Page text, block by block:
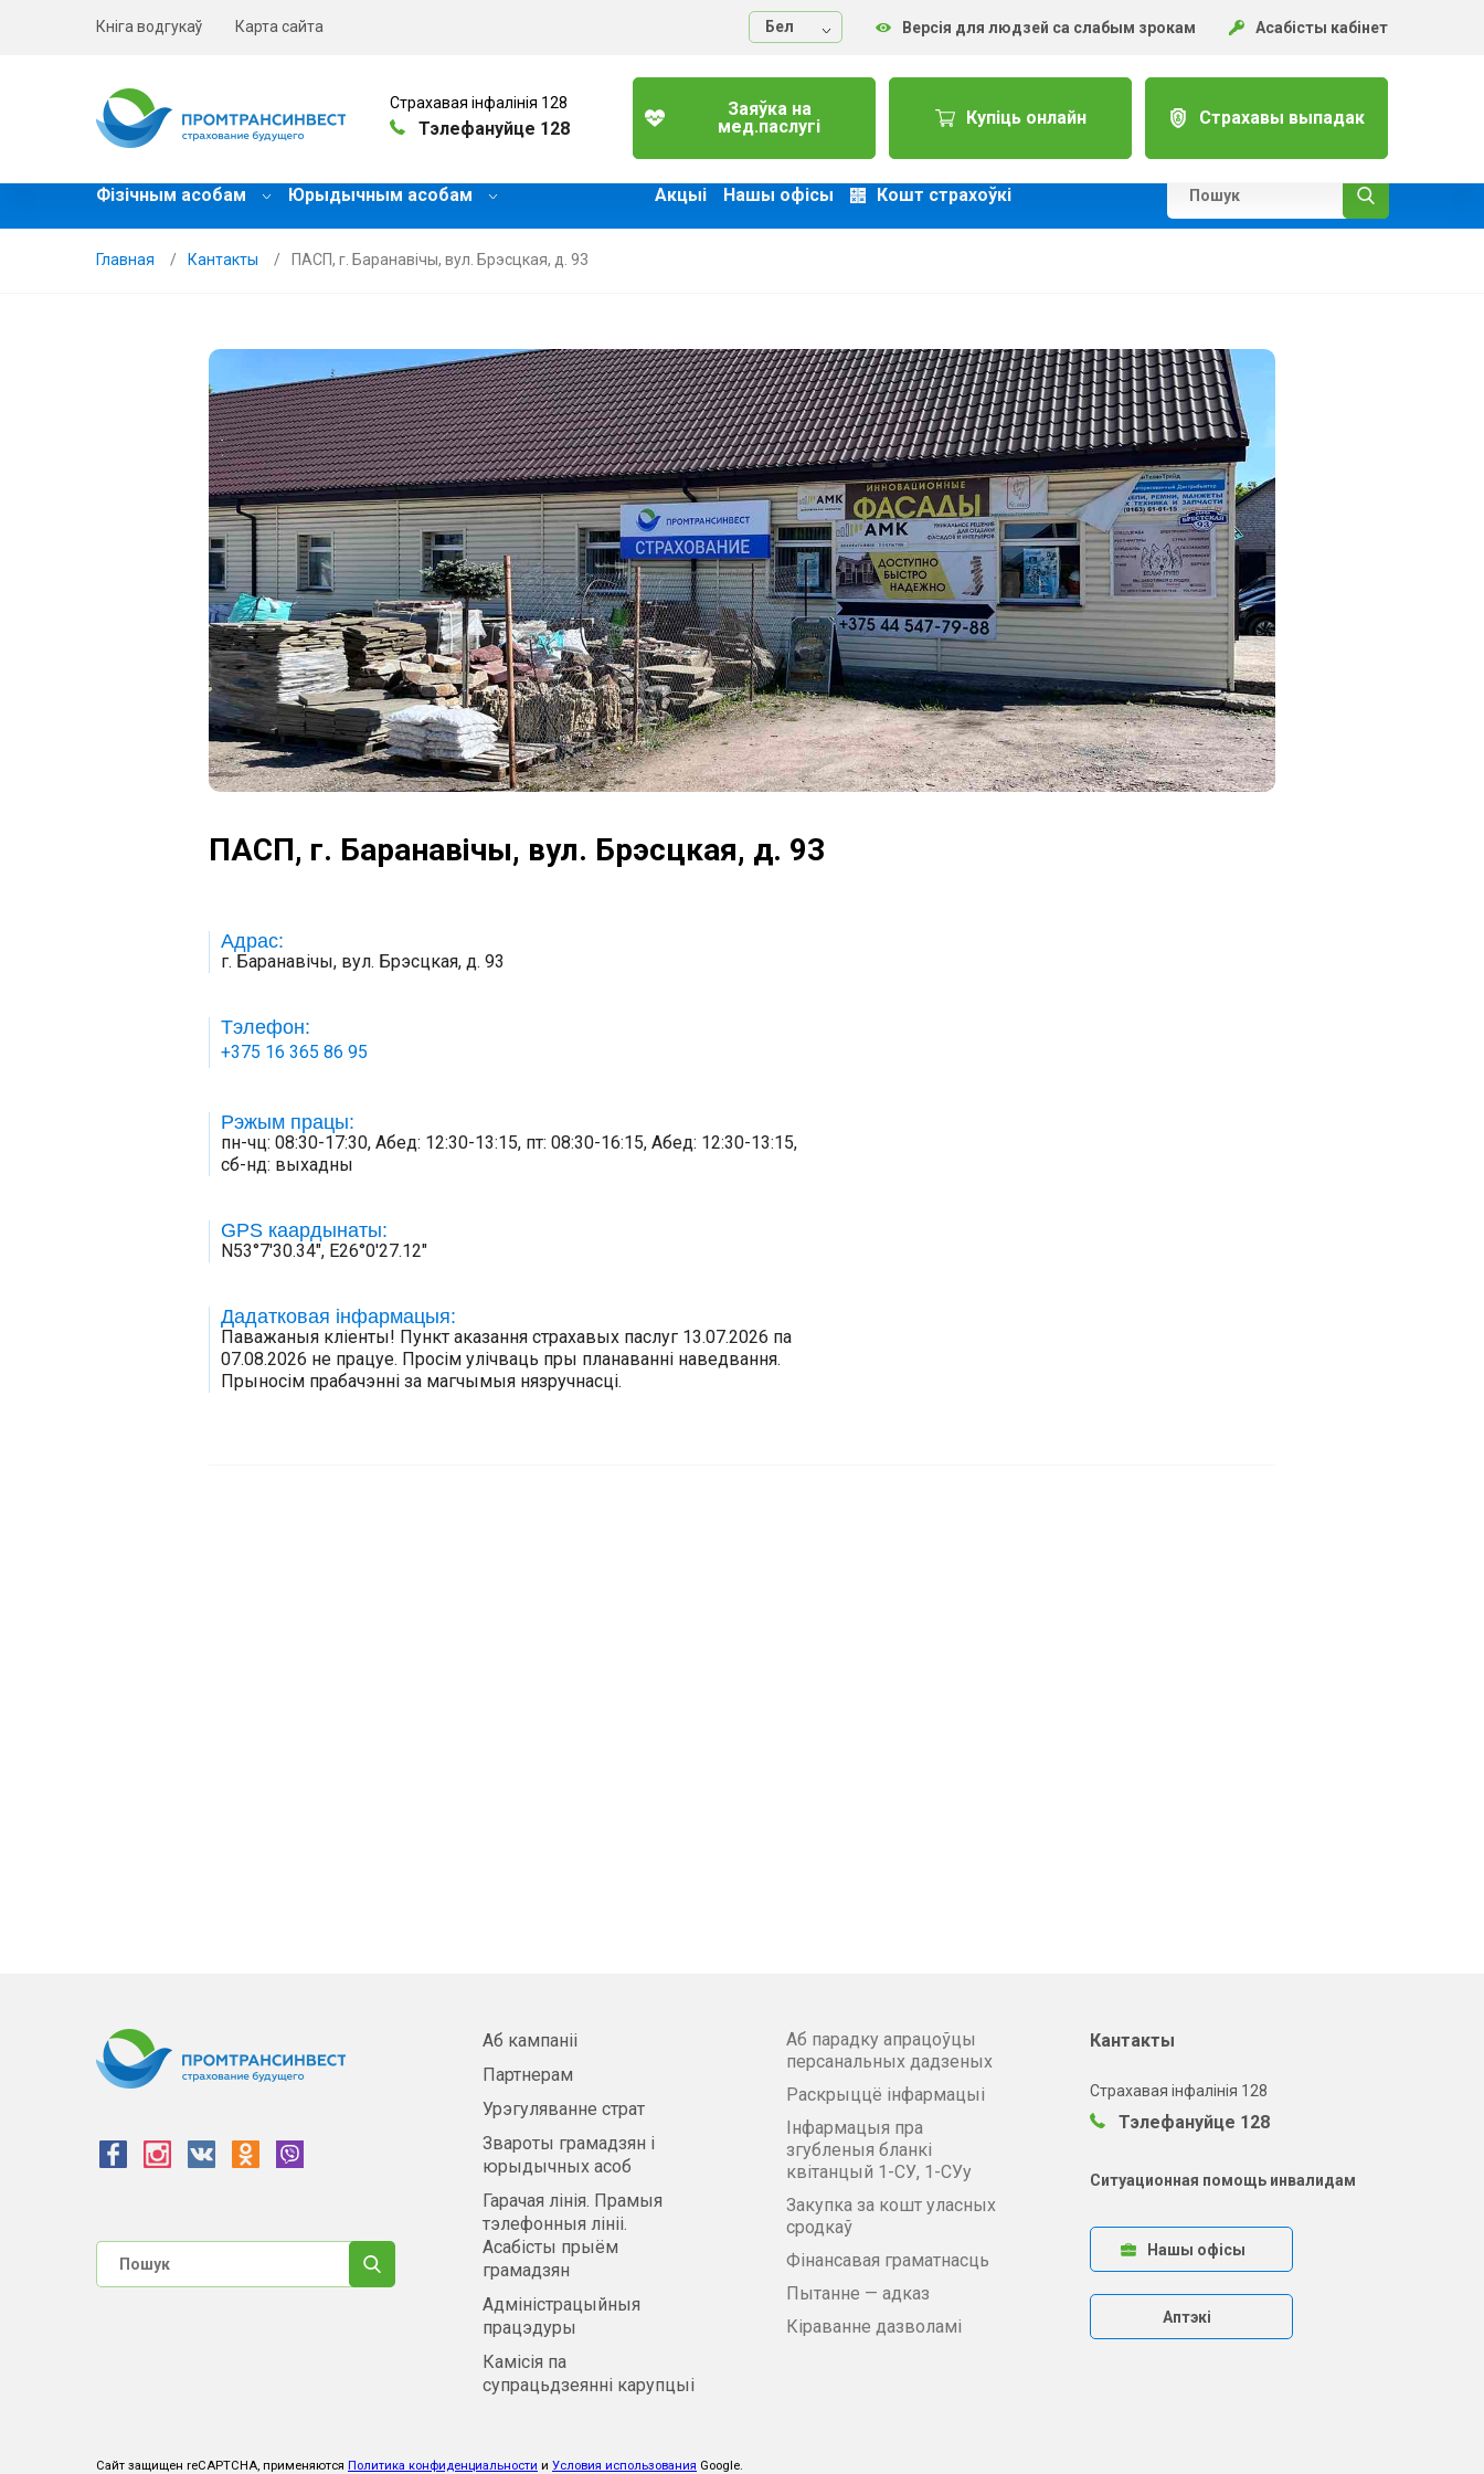
Кніга водгукаў Карта сайта Бел Версія для людзей са слабым зрокам Асабісты кабінет
Страхавая інфалінія 128
Тэлефануйце 128
Заяўка на
мед.паслугі
Купіць онлайн Страхавы выпадак
Фізічным асобам Юрыдычным асобам Акцыі Нашы офісы Кошт страхоўкi
Главная Кантакты ПАСП, г. Баранавічы, вул. Брэсцкая, д. 93
ПАСП, г. Баранавічы, вул. Брэсцкая, д. 93
Адрас:
г. Баранавічы, вул. Брэсцкая, д. 93
Тэлефон:
+375 16 365 86 95
Рэжым працы:
пн-чц: 08:30-17:30, Абед: 12:30-13:15, пт: 08:30-16:15, Абед: 12:30-13:15,
сб-нд: выхадны
GPS каардынаты:
N53°7'30.34", E26°0'27.12"
Дадатковая інфармацыя:
Паважаныя кліенты! Пункт аказання страхавых паслуг 13.07.2026 па
07.08.2026 не працуе. Просім улічваць пры планаванні наведвання.
Прыносім прабачэнні за магчымыя нязручнасці.
Аб кампаніі
Партнерам
Урэгуляванне страт
Звароты грамадзян і
юрыдычных асоб
Гарачая лінія. Прамыя
тэлефонныя лініі.
Асабісты прыём
грамадзян
Адміністрацыйныя
працэдуры
Камісія па
супрацьдзеянні карупцыі
Аб парадку апрацоўцы
персанальных дадзеных
Раскрыццё інфармацыі
Інфармацыя пра
згубленыя бланкі
квітанцый 1-СУ, 1-СУу
Закупка за кошт уласных
сродкаў
Фінансавая граматнасць
Пытанне — адказ
Кіраванне дазволамі
Кантакты
Страхавая інфалінія 128
Тэлефануйце 128
Ситуационная помощь инвалидам
Нашы офісы
Аптэкі
Сайт защищен reCAPTCHA, применяются Политика конфиденциальности и Условия использования Google.